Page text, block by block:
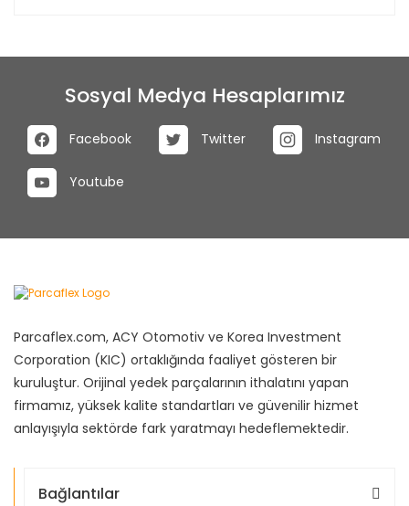
Sosyal Medya Hesaplarımız
Facebook Twitter Instagram
Youtube
Parcaflex.com, ACY Otomotiv ve Korea Investment
Corporation (KIC) ortaklığında faaliyet gösteren bir
kuruluştur. Orijinal yedek parçalarının ithalatını yapan
firmamız, yüksek kalite standartları ve güvenilir hizmet
anlayışıyla sektörde fark yaratmayı hedeflemektedir.
Bağlantılar